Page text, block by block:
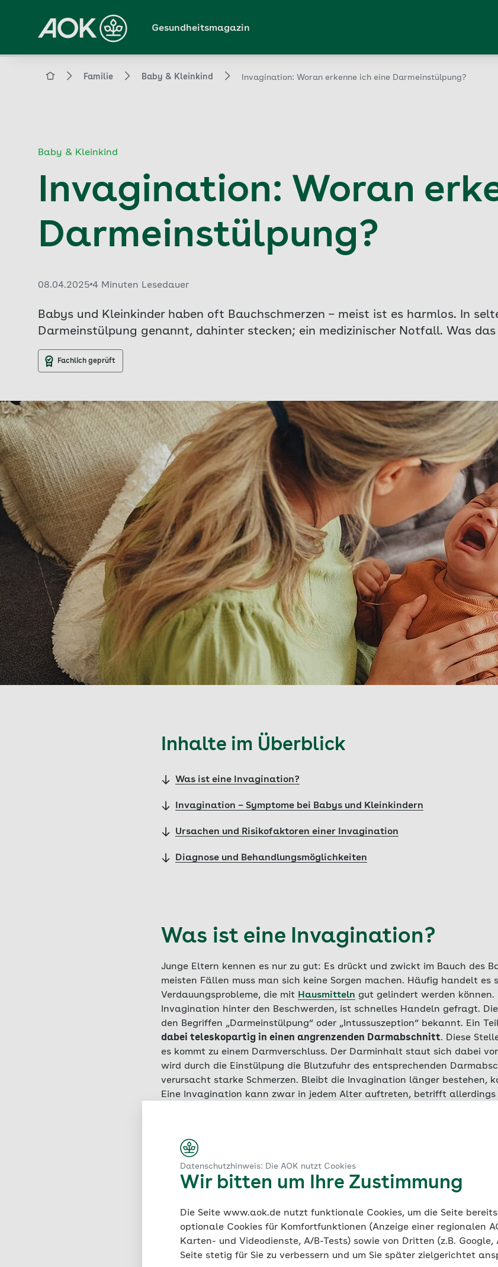
Datenschutzhinweis: Die AOK nutzt Cookies
Wir bitten um Ihre Zustimmung
Die Seite www.aok.de nutzt funktionale Cookies, um die Seite
optionale Cookies für Komfortfunktionen (Anzeige einer regionalen
Karten- und Videodienste, A/B-Tests) sowie von Dritten (z.B. Google,
Seite stetig für Sie zu verbessern und um Sie später zielgerichtet
Hauptinhalt
springen
Gesundheitsmagazin
Magazin Familie Baby & Kleinkind Invagination: Woran erkenne ich eine Darmeinstülpung?
Baby & Kleinkind
Invagination: Woran
Darmeinstülpung?
Veröffentlicht am:
08.04.2025 4 Minuten Lesedauer
Babys und Kleinkinder haben oft Bauchschmerzen – meist ist es harmlos. In
Darmeinstülpung genannt, dahinter stecken; ein medizinischer Notfall. Was
Fachlich geprüft
Inhalte im Überblick
Was ist eine Invagination?
Invagination – Symptome bei Babys und Kleinkindern
Ursachen und Risikofaktoren einer Invagination
Diagnose und Behandlungsmöglichkeiten
Was ist eine Invagination?
Junge Eltern kennen es nur zu gut: Es drückt und zwickt im Bauch des
meisten Fällen muss man sich keine Sorgen machen. Häufig handelt es
Verdauungsprobleme, die mit Hausmitteln gut gelindert werden können.
Invagination hinter den Beschwerden, ist schnelles Handeln gefragt.
den Begriffen „Darmeinstülpung“ oder „Intussuszeption“ bekannt. Ein
dabei teleskopartig in einen angrenzenden Darmabschnitt. Diese
es kommt zu einem Darmverschluss. Der Darminhalt staut sich dabei
wird durch die Einstülpung die Blutzufuhr des entsprechenden
verursacht starke Schmerzen. Bleibt die Invagination länger bestehen,
Eine Invagination kann zwar in jedem Alter auftreten, betrifft allerdings